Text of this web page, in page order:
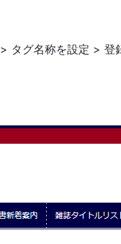
> タグ名称を設定 > 登